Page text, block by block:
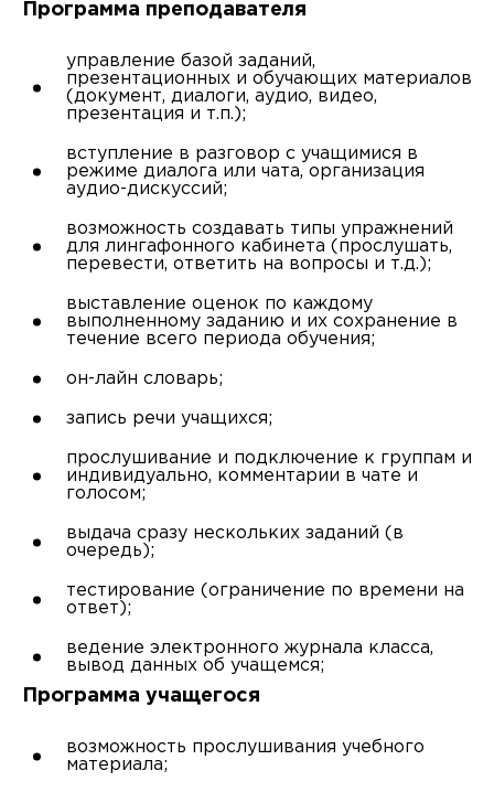
Программа преподавателя
управление базой заданий,
презентационных и обучающих материалов
(документ, диалоги, аудио, видео,
презентация и т.п.);
вступление в разговор с учащимися в
режиме диалога или чата, организация
аудио-дискуссий;
возможность создавать типы упражнений
для лингафонного кабинета (прослушать,
перевести, ответить на вопросы и т.д.);
выставление оценок по каждому
выполненному заданию и их сохранение в
течение всего периода обучения;
он-лайн словарь;
запись речи учащихся;
прослушивание и подключение к группам и
индивидуально, комментарии в чате и
голосом;
выдача сразу нескольких заданий (в
очередь);
тестирование (ограничение по времени на
ответ);
ведение электронного журнала класса,
вывод данных об учащемся;
Программа учащегося
возможность прослушивания учебного
материала;